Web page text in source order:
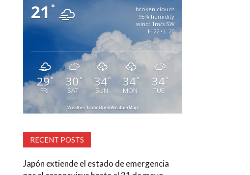
21 °
broken clouds
95% humidity
wind: 1m/s SW
H 22 • L 20
29°
FRI
30 °
SAT
34°
SUN
34°
MON
34°
TUE
Weather from OpenWeatherMap
RECENT POSTS
Japón extiende el estado de emergencia